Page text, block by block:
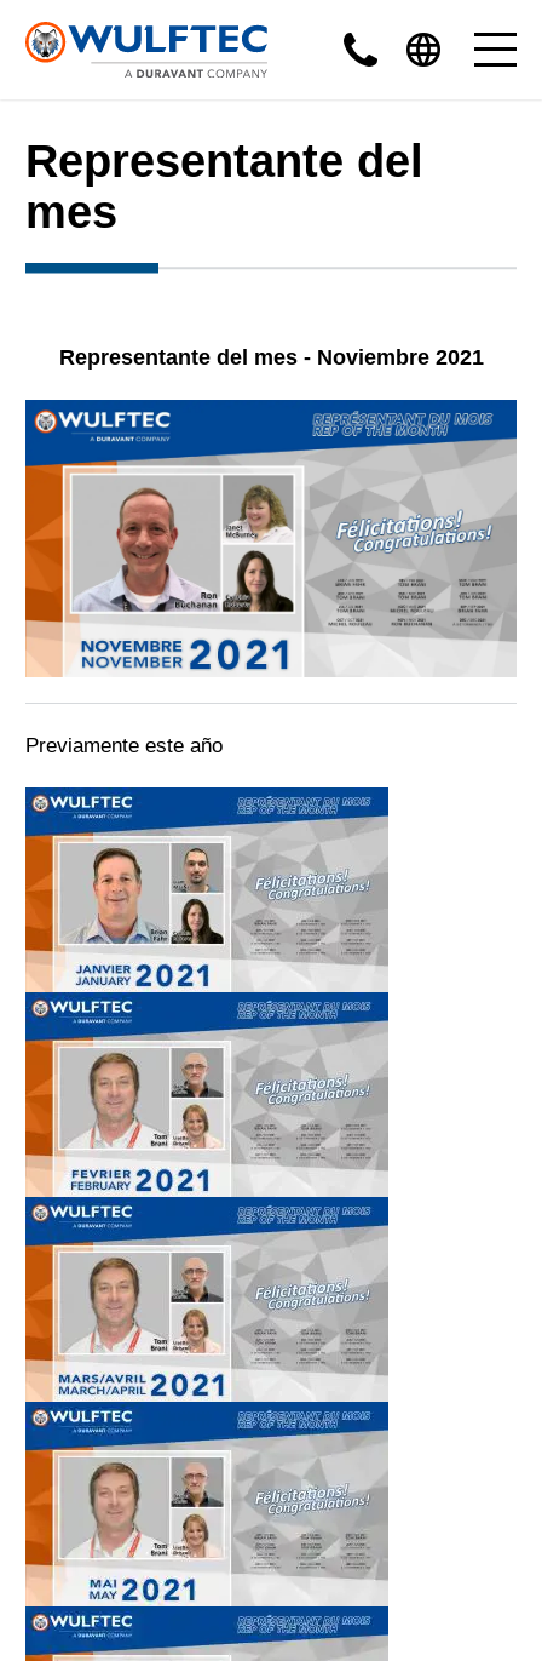
Representante del
mes
Representante del mes - Noviembre 2021
Previamente este año